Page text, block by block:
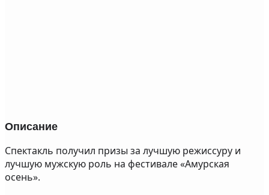
Описание
Спектакль получил призы за лучшую режиссуру и
лучшую мужскую роль на фестивале «Амурская
осень».